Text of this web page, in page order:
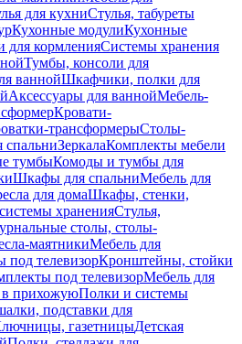
для кухниСтулья, табуреты
Кухонные модулиКухонные
для кормленияСистемы хранения
Тумбы, консоли для
ваннойШкафчики, полки для
Аксессуары для ваннойМебель-
Кровати-
трансформерыСтолы-
спальниЗеркалаКомплекты мебели
тумбыКомоды и тумбы для
Шкафы для спальниМебель для
для домаШкафы, стенки,
храненияСтулья,
столы, столы-
маятникиМебель для
телевизорКронштейны, стойки
под телевизорМебель для
прихожуюПолки и системы
подставки для
газетницыДетская